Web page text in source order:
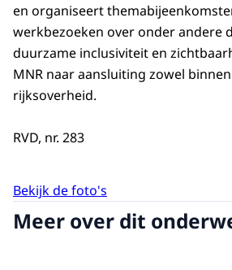
en organiseert
werkbezoeken over onder andere
duurzame inclusiviteit en
MNR naar aansluiting zowel
rijksoverheid.
RVD, nr. 283
Bekijk de foto's
Meer over dit